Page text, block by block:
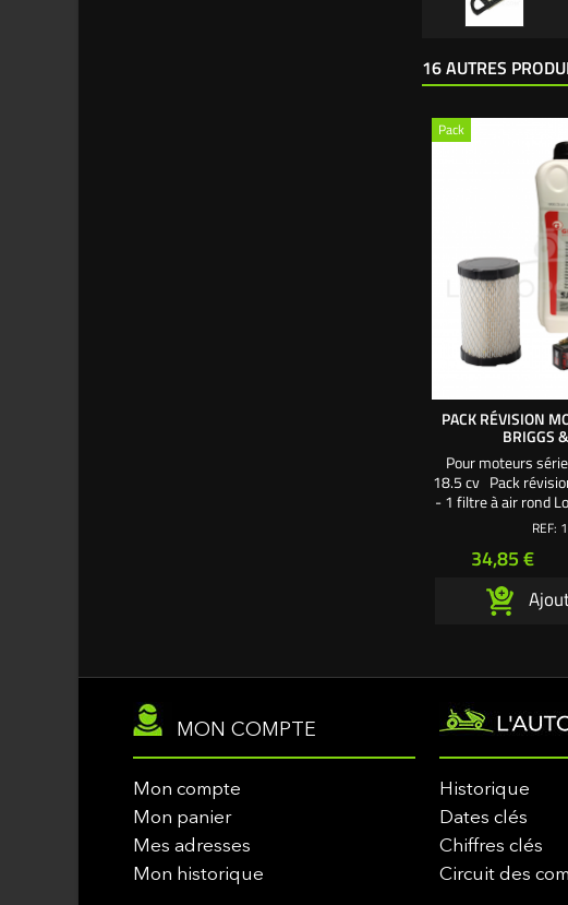
16 AUTRES
Pack
PACK RÉVISION
BRIGGS
Pour moteurs
18.5 cv Pack
- 1 filtre à air rond
mm - 1 filtre à
SAE30 Une
REF:
Prix
34,85 €
MON COMPTE
Mon compte
Mon panier
Mes adresses
Mon historique
Historique
Dates clés
Chiffres clés
Circuit des